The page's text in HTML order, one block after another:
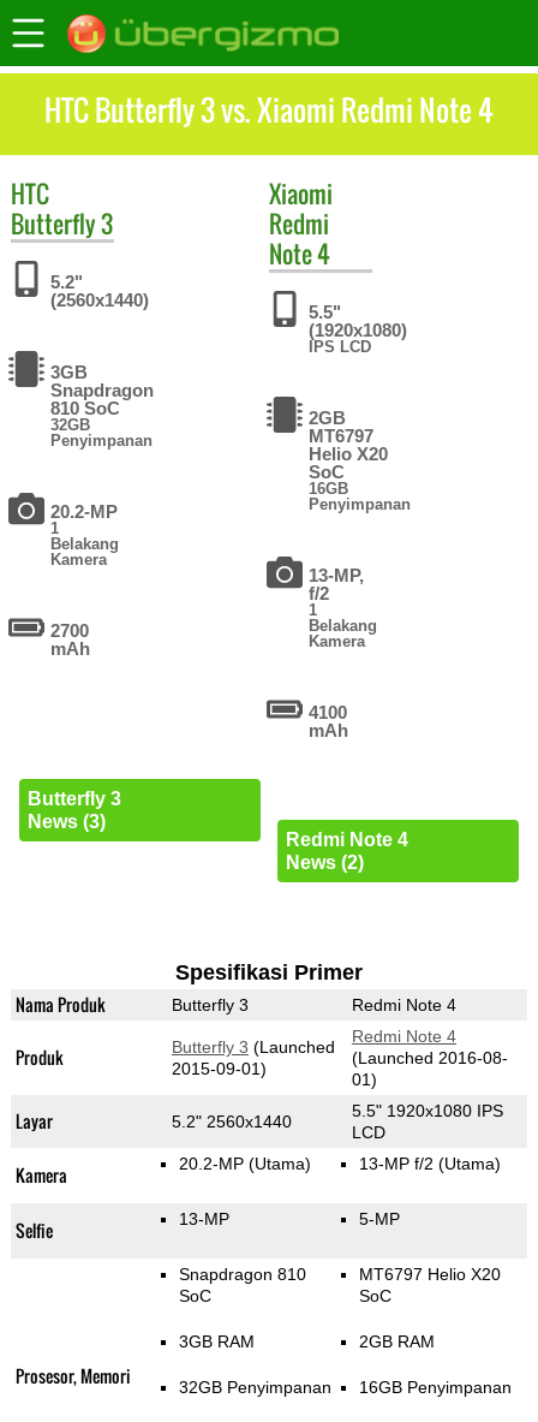
HTC Butterfly 3 vs. Xiaomi Redmi Note 4
HTC
Butterfly 3
5.2"
(2560x1440)
3GB
Snapdragon
810 SoC
32GB
Penyimpanan
20.2-MP
1
Belakang
Kamera
2700
mAh
Butterfly 3
News (3)
Xiaomi
Redmi
Note 4
5.5"
(1920x1080)
IPS LCD
2GB
MT6797
Helio X20
SoC
16GB
Penyimpanan
13-MP,
f/2
1
Belakang
Kamera
4100
mAh
Redmi Note 4
News (2)
Spesifikasi Primer
Nama Produk Butterfly 3 Redmi Note 4
Produk Butterfly 3 (Launched
2015-09-01)
Redmi Note 4
(Launched 2016-08-
01)
Layar 5.2" 2560x1440
5.5" 1920x1080 IPS
LCD
Kamera 20.2-MP (Utama) 13-MP f/2 (Utama)
Selfie 13-MP 5-MP
Prosesor, Memori
Snapdragon 810
SoC
3GB RAM
32GB Penyimpanan
MT6797 Helio X20
SoC
2GB RAM
16GB Penyimpanan